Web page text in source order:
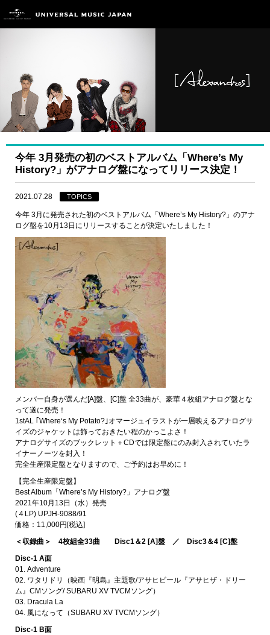
今年 3月発売の初のベストアルバム「Where’s My
History?」がアナログ盤になってリリース決定！
2021.07.28 TOPICS
今年 3月に発売された初のベストアルバム「Where’s My History?」のアナ
ログ盤を10月13日にリリースすることが決定いたしました！
メンバー自身が選んだ[A]盤、[C]盤 全33曲が、豪華４枚組アナログ盤とな
って遂に発売！
1stAL ｢Where‘s My Potato?｣オマージュイラストが一層映えるアナログサ
イズのジャケットは飾っておきたい程のかっこよさ！
アナログサイズのブックレット＋CDでは限定盤にのみ封入されていたラ
イナーノーツを封入！
完全生産限定盤となりますので、ご予約はお早めに！
【完全生産限定盤】
Best Album「Where’s My History?」アナログ盤
2021年10月13日（水）発売
(４LP) UPJH-9088/91
価格：11,000円[税込]
＜収録曲＞ 4枚組全33曲 Disc1＆2 [A]盤 ／ Disc3＆4 [C]盤
Disc-1 A面
01. Adventure
02. ワタリドリ（映画『明烏』主題歌/アサヒビール『アサヒザ・ドリー
ム』CMソング/ SUBARU XV TVCMソング）
03. Dracula La
04. 風になって（SUBARU XV TVCMソング）
Disc-1 B面